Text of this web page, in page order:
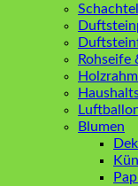
Rohseife
Blumen